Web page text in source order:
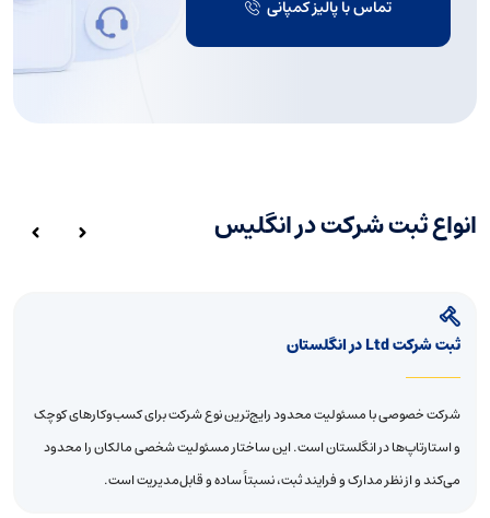
تماس با پالیز کمپانی
انواع ثبت شرکت در انگلیس
ثبت شرکت Ltd در انگلستان
شرکت خصوصی با مسئولیت محدود رایج‌ترین نوع شرکت برای کسب‌وکارهای کوچک
و استارتاپ‌ها در انگلستان است. این ساختار مسئولیت شخصی مالکان را محدود
می‌کند و از نظر مدارک و فرایند ثبت، نسبتاً ساده و قابل‌مدیریت است.